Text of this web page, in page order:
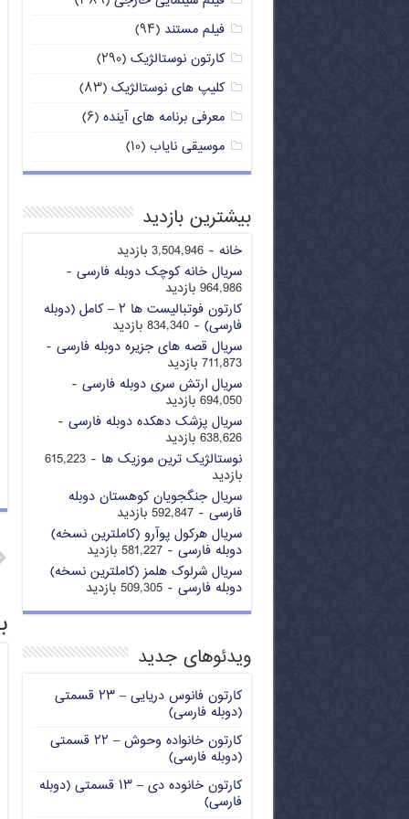
فیلم مستند (۹۴)
کارتون نوستالژیک (۲۹۰)
کلیپ های نوستالژیک (۸۳)
معرفی برنامه های آینده (۶)
موسیقی نایاب (۱۰)
بیشترین بازدید
خانه - 3,504,946 بازدید
سریال خانه کوچک دوبله فارسی -
964,986 بازدید
کارتون فوتبالیست ها ۲ – کامل (دوبله
فارسی) - 834,340 بازدید
سریال قصه های جزیره دوبله فارسی -
711,873 بازدید
سریال ارتش سری دوبله فارسی -
694,050 بازدید
سریال پزشک دهکده دوبله فارسی -
638,626 بازدید
نوستالژیک ترین موزیک ها
- 615,223
بازدید
سریال جنگجویان کوهستان دوبله
فارسی - 592,847 بازدید
سریال هرکول پوآرو (کاملترین نسخه)
دوبله فارسی - 581,227 بازدید
سریال شرلوک هلمز (کاملترین نسخه)
دوبله فارسی - 509,305 بازدید
ویدئوهای جدید
کارتون فانوس دریایی – ۲۳ قسمتی
(دوبله فارسی)
کارتون خانواده وحوش – ۲۲ قسمتی
(دوبله فارسی)
کارتون خانوده دی – ۱۳ قسمتی (دوبله
فارسی)